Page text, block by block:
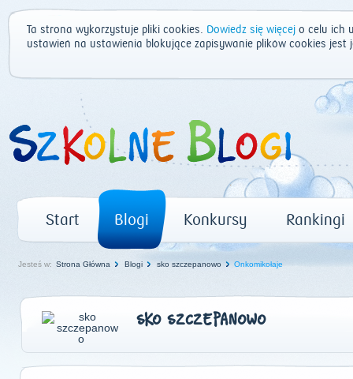
Ta strona wykorzystuje pliki cookies. Dowiedz się więcej o celu ich
ustawień na ustawienia blokujące zapisywanie plików cookies
Start Blogi Konkursy Rankingi
Jesteś w: Strona Główna Blogi sko szczepanowo Onkomikołaje
SKO SZCZEPANOWO